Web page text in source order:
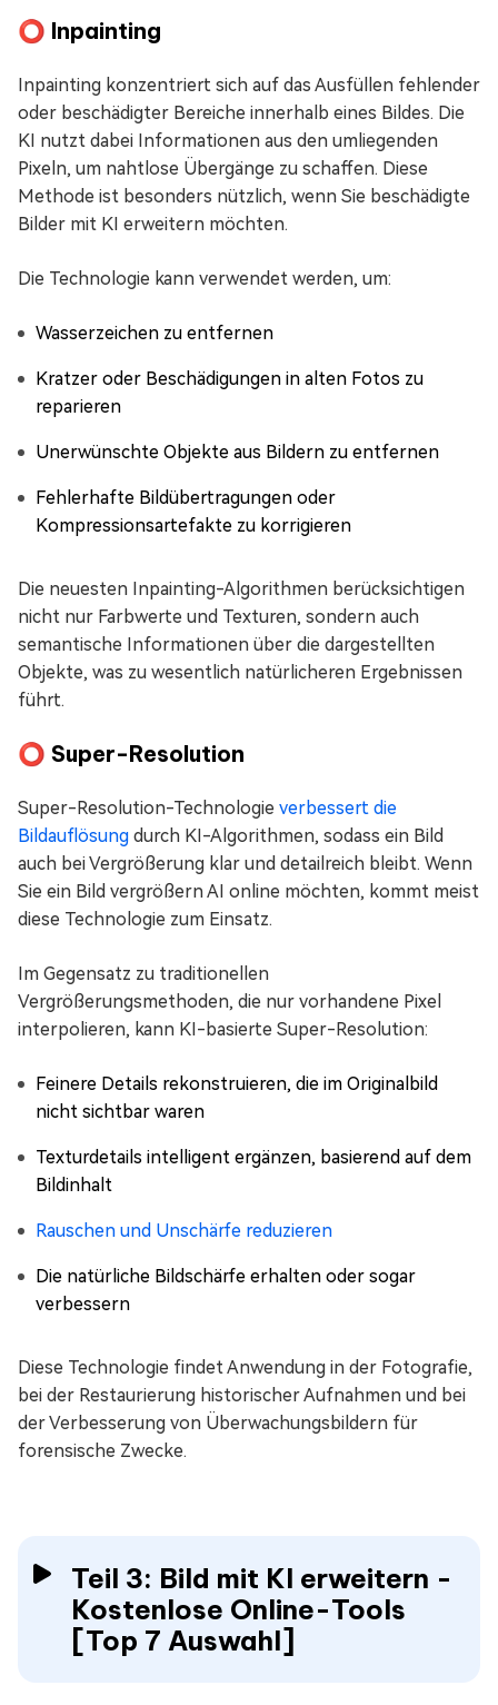
⭕ Inpainting
Inpainting konzentriert sich auf das Ausfüllen fehlender
oder beschädigter Bereiche innerhalb eines Bildes. Die
KI nutzt dabei Informationen aus den umliegenden
Pixeln, um nahtlose Übergänge zu schaffen. Diese
Methode ist besonders nützlich, wenn Sie beschädigte
Bilder mit KI erweitern möchten.
Die Technologie kann verwendet werden, um:
Wasserzeichen zu entfernen
Kratzer oder Beschädigungen in alten Fotos zu
reparieren
Unerwünschte Objekte aus Bildern zu entfernen
Fehlerhafte Bildübertragungen oder
Kompressionsartefakte zu korrigieren
Die neuesten Inpainting-Algorithmen berücksichtigen
nicht nur Farbwerte und Texturen, sondern auch
semantische Informationen über die dargestellten
Objekte, was zu wesentlich natürlicheren Ergebnissen
führt.
⭕ Super-Resolution
Super-Resolution-Technologie verbessert die
Bildauflösung durch KI-Algorithmen, sodass ein Bild
auch bei Vergrößerung klar und detailreich bleibt. Wenn
Sie ein Bild vergrößern AI online möchten, kommt meist
diese Technologie zum Einsatz.
Im Gegensatz zu traditionellen
Vergrößerungsmethoden, die nur vorhandene Pixel
interpolieren, kann KI-basierte Super-Resolution:
Feinere Details rekonstruieren, die im Originalbild
nicht sichtbar waren
Texturdetails intelligent ergänzen, basierend auf dem
Bildinhalt
Rauschen und Unschärfe reduzieren
Die natürliche Bildschärfe erhalten oder sogar
verbessern
Diese Technologie findet Anwendung in der Fotografie,
bei der Restaurierung historischer Aufnahmen und bei
der Verbesserung von Überwachungsbildern für
forensische Zwecke.
Teil 3: Bild mit KI erweitern -
Kostenlose Online-Tools
[Top 7 Auswahl]